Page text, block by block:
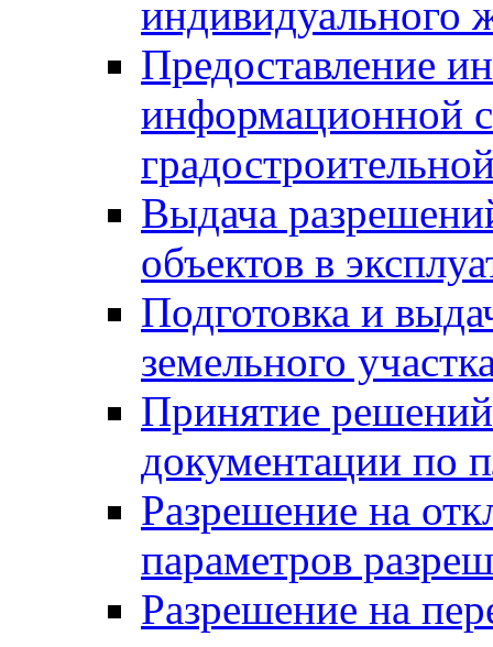
индивидуального
Предоставление
информационной
Выдача
объектов в
Подготовка и
земельного
Принятие
документации по
Разрешение на
параметров
Разрешение на